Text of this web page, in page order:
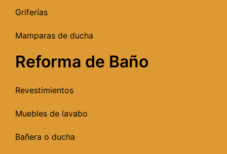
Griferías
Mamparas de ducha
Reforma de Baño
Revestimientos
Muebles de lavabo
Bañera o ducha